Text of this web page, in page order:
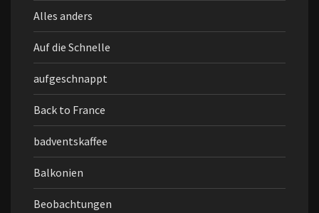
Alles anders
Auf die Schnelle
aufgeschnappt
Back to France
badventskaffee
Balkonien
Beobachtungen